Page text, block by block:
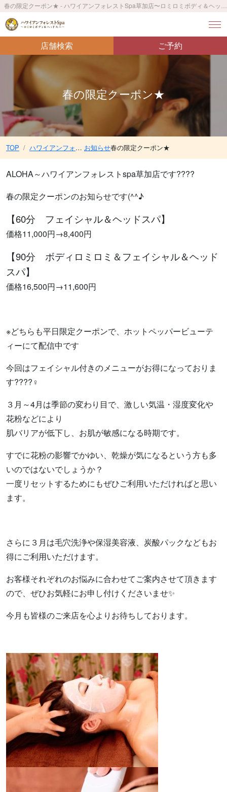
店舗検索 ご予約
春の限定クーポン★
TOP ハワイアンフォレストSpa草加店〜ロミロミボディ＆ヘッドスパ〜／JR草加駅 徒歩3分 お知らせ春の限定クーポン★
ALOHA～ハワイアンフォレストspa草加店です????
春の限定クーポンのお知らせです(^^♪
【60分 フェイシャル＆ヘッドスパ】
価格11,000円→8,400円
【90分 ボディロミロミ＆フェイシャル＆ヘッド
スパ】
価格16,500円→11,600円
※どちらも平日限定クーポンで、ホットペッパービューテ
ィーにて配信中です
今回はフェイシャル付きのメニューがお得になっておりま
す????‍♀️
３月～4月は季節の変わり目で、激しい気温・湿度変化や
花粉などにより
肌バリアが低下し、お肌が敏感になる時期です。
すでに花粉の影響でかゆい、乾燥が気になるという方も多
いのではないでしょうか？
一度リセットするためにもぜひご利用いただければと思い
ます。
さらに３月は毛穴洗浄や保湿美容液、炭酸パックなどもお
得にご利用いただけます。
お客様それぞれのお悩みに合わせてご案内させて頂きます
ので、ぜひお気軽にお申し付けくださいませ✨
今月も皆様のご来店を心よりお待ちしております。